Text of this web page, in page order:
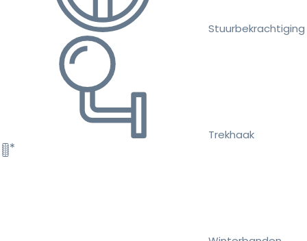
Stuurbekrachtiging
Trekhaak